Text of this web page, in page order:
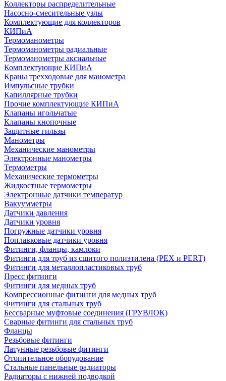
Коллекторы распределительные
Насосно-смесительные узлы
Комплектующие для коллекторов
КИПиА
Термоманометры
Термоманометры радиальные
Термоманометры аксиальные
Комплектующие КИПиА
Краны трехходовые для манометра
Импульсные трубки
Капиллярные трубки
Прочие комплектующие КИПиА
Клапаны игольчатые
Клапаны кнопочные
Защитные гильзы
Манометры
Механические манометры
Электронные манометры
Термометры
Механические термометры
Жидкостные термометры
Электронные датчики температур
Вакуумметры
Датчики давления
Датчики уровня
Погружные датчики уровня
Поплавковые датчики уровня
Фитинги, фланцы, камлоки
Фитинги для труб из сшитого полиэтилена (PEX и PERT)
Фитинги для металлопластиковых труб
Пресс фитинги
Фитинги для медных труб
Компрессионные фитинги для медных труб
Фитинги для стальных труб
Бессварные муфтовые соединения (ГРУВЛОК)
Сварные фитинги для стальных труб
Фланцы
Резьбовые фитинги
Латунные резьбовые фитинги
Отопительное оборудование
Стальные панельные радиаторы
Радиаторы с нижней подводкой